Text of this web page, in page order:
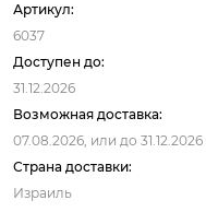
Артикул:
6037
Доступен до:
31.12.2026
Возможная доставка:
07.08.2026, или до 31.12.2026
Страна доставки:
Израиль